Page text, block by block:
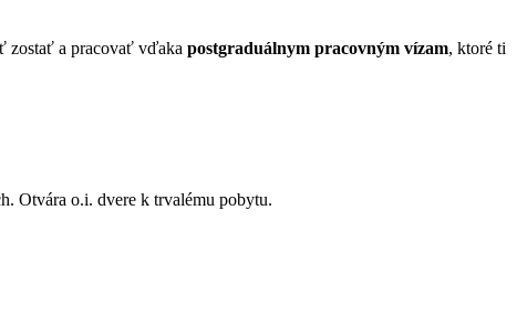
zostať a pracovať vďaka postgraduálnym pracovným vízam, ktoré ti
Otvára o.i. dvere k trvalému pobytu.